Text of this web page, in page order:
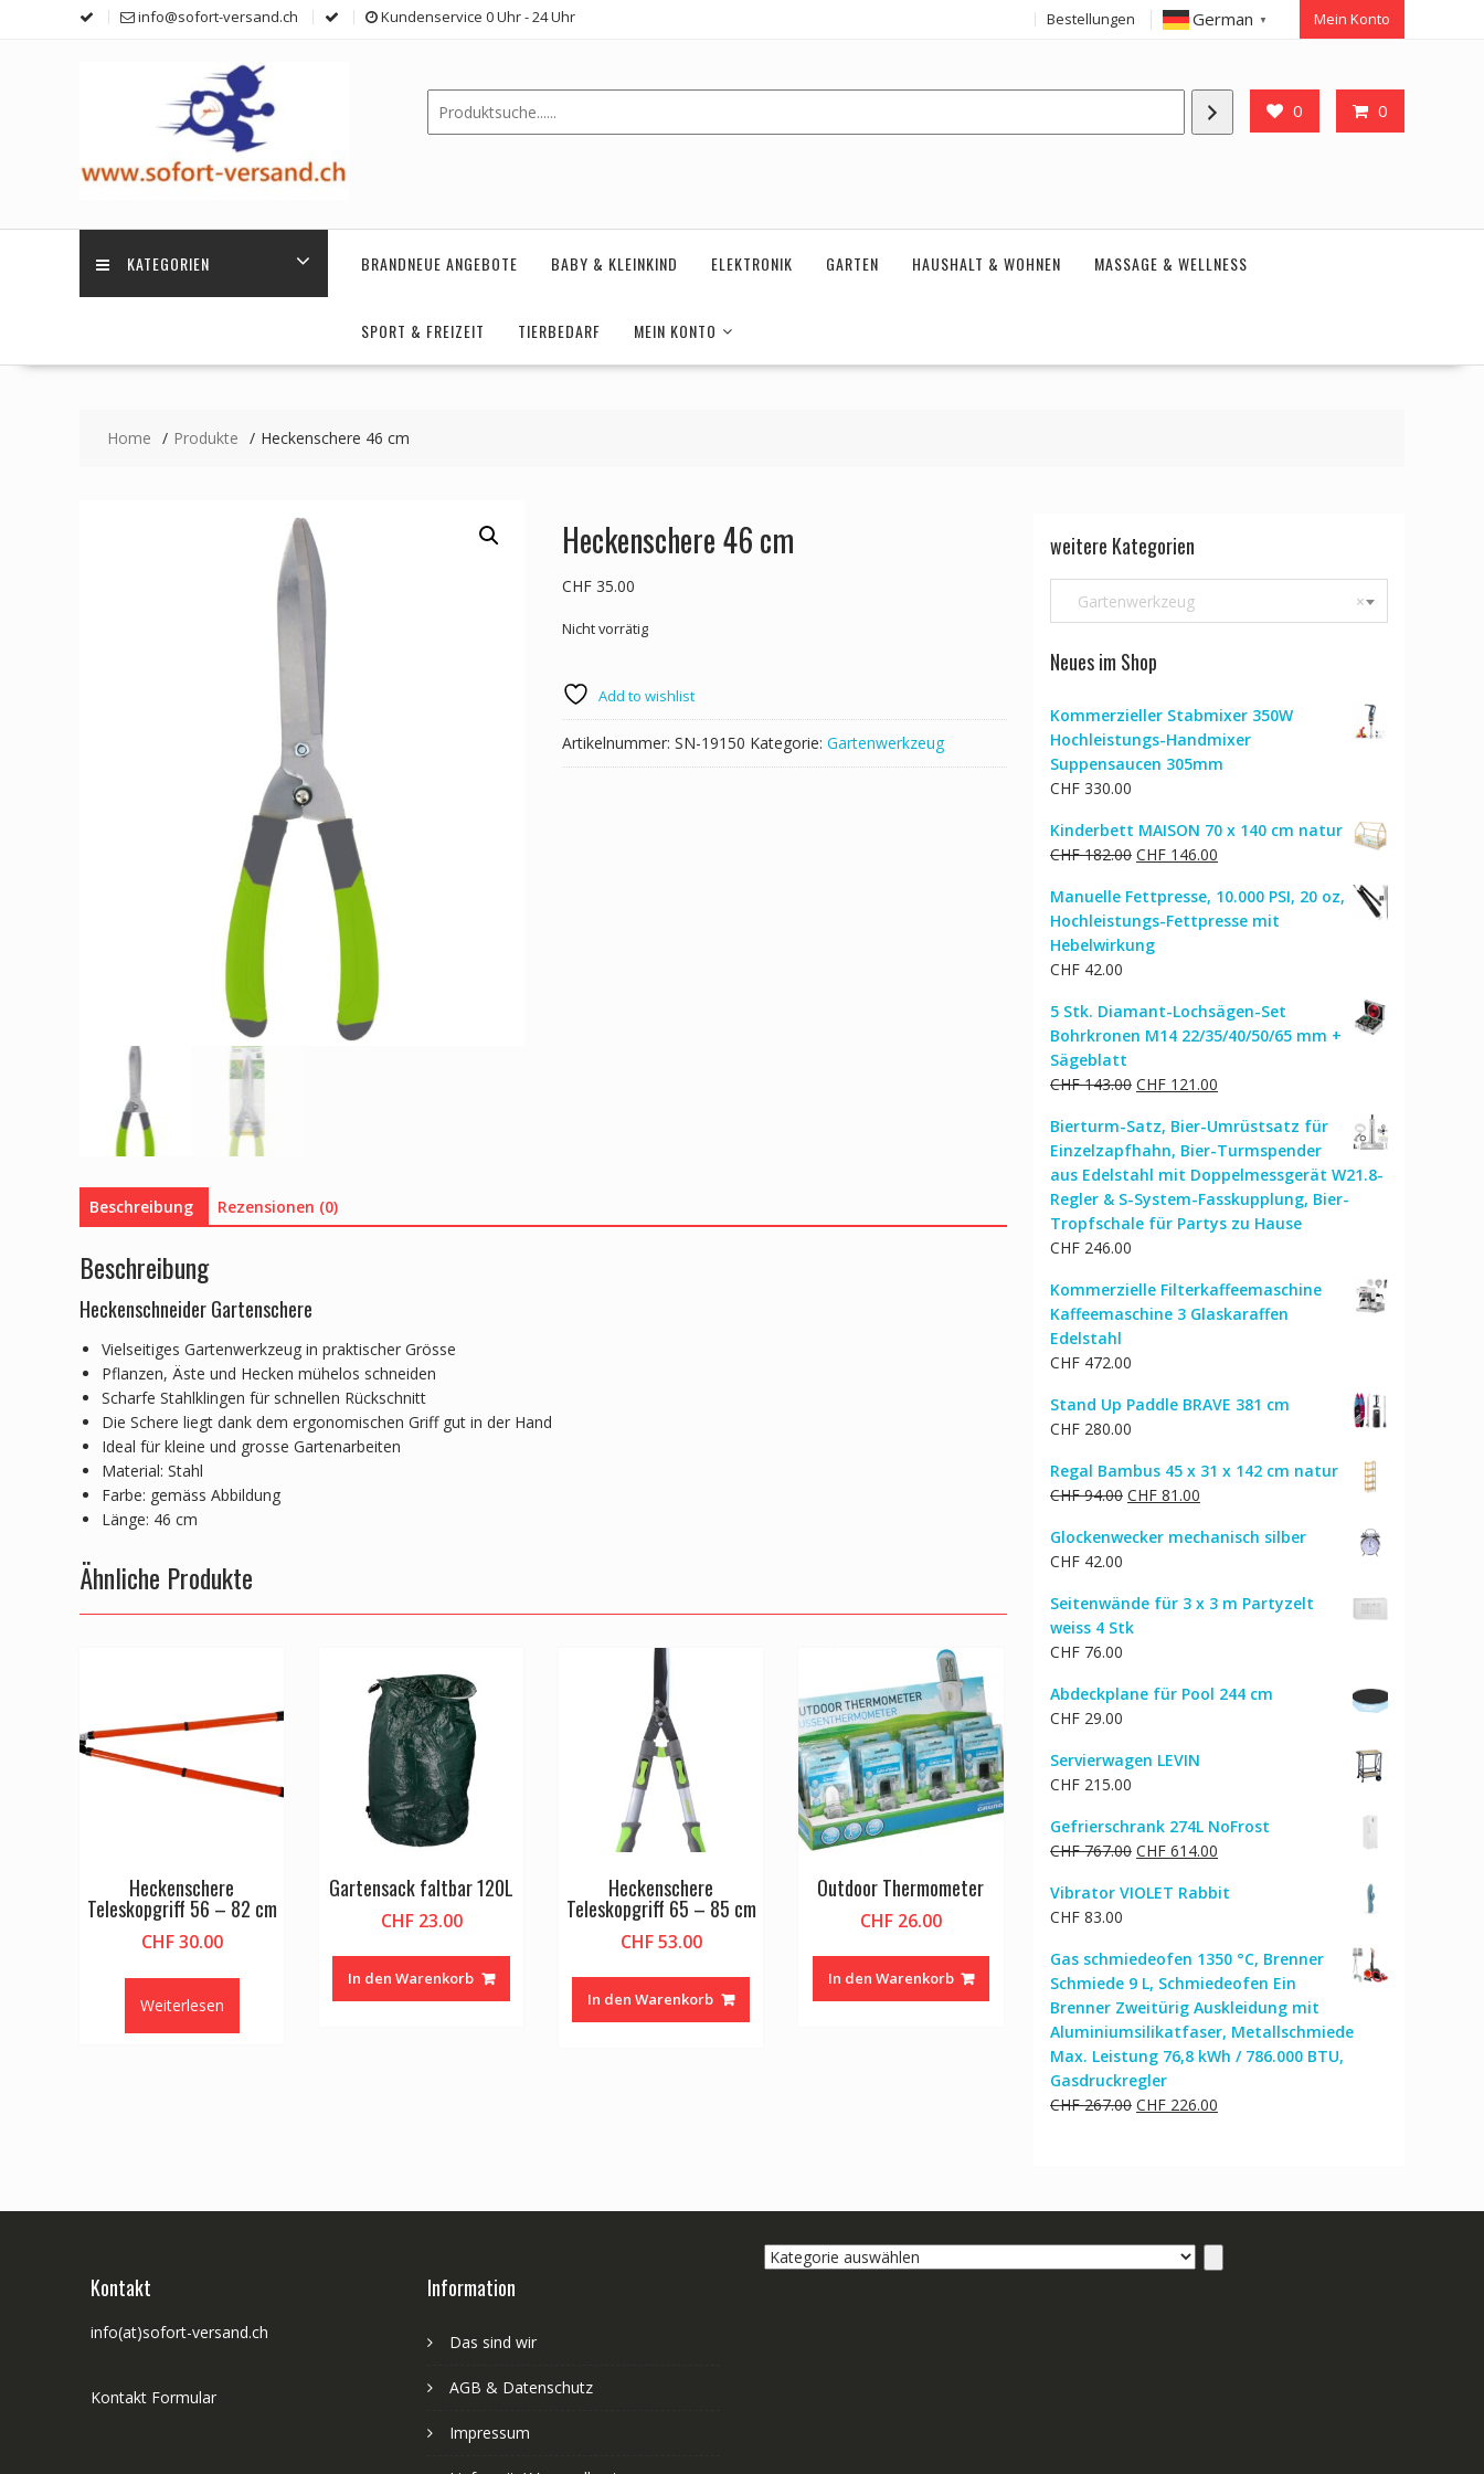
info@sofort-versand.ch Kundenservice 0 Uhr - 24 Uhr Bestellungen German ▼ Mein Konto
0 0
KATEGORIEN BRANDNEUE ANGEBOTE BABY & KLEINKIND ELEKTRONIK GARTEN HAUSHALT & WOHNEN MASSAGE & WELLNESS
SPORT & FREIZEIT TIERBEDARF MEIN KONTO
Home Produkte Heckenschere 46 cm
Heckenschere 46 cm
CHF35.00
Nicht vorrätig
Add to wishlist
Artikelnummer: SN-19150 Kategorie: Gartenwerkzeug
Beschreibung Rezensionen (0)
Beschreibung
Heckenschneider Gartenschere
Vielseitiges Gartenwerkzeug in praktischer Grösse
Pflanzen, Äste und Hecken mühelos schneiden
Scharfe Stahlklingen für schnellen Rückschnitt
Die Schere liegt dank dem ergonomischen Griff gut in der Hand
Ideal für kleine und grosse Gartenarbeiten
Material: Stahl
Farbe: gemäss Abbildung
Länge: 46 cm
Ähnliche Produkte
Heckenschere
Teleskopgriff 56 – 82 cm
CHF30.00
Weiterlesen
Gartensack faltbar 120L
CHF23.00
In den Warenkorb
Heckenschere
Teleskopgriff 65 – 85 cm
CHF53.00
In den Warenkorb
Outdoor Thermometer
CHF26.00
In den Warenkorb
weitere Kategorien
×
Gartenwerkzeug
Neues im Shop
Kommerzieller Stabmixer 350W
Hochleistungs-Handmixer
Suppensaucen 305mm
CHF 330.00
Kinderbett MAISON 70 x 140 cm natur
CHF182.00 Ursprünglicher
war:
CHF 182.00
CHF 146.00
ist:
CHF 146.00.
Manuelle Fettpresse, 10.000 PSI, 20 oz,
Hochleistungs-Fettpresse mit
Hebelwirkung
CHF 42.00
5 Stk. Diamant-Lochsägen-Set
Bohrkronen M14 22/35/40/50/65 mm +
Sägeblatt
CHF143.00 Ursprünglicher
war:
CHF 143.00
CHF 121.00
ist:
CHF 121.00.
Bierturm-Satz, Bier-Umrüstsatz für
Einzelzapfhahn, Bier-Turmspender
aus Edelstahl mit Doppelmessgerät W21.8-
Regler & S-System-Fasskupplung, Bier-
Tropfschale für Partys zu Hause
CHF 246.00
Kommerzielle Filterkaffeemaschine
Kaffeemaschine 3 Glaskaraffen
Edelstahl
CHF 472.00
Stand Up Paddle BRAVE 381 cm
CHF 280.00
Regal Bambus 45 x 31 x 142 cm natur
CHF94.00 Ursprünglicher
war:
CHF 81.00
ist:
Glockenwecker mechanisch silber
CHF 42.00
Seitenwände für 3 x 3 m Partyzelt
weiss 4 Stk
CHF 76.00
Abdeckplane für Pool 244 cm
CHF 29.00
Servierwagen LEVIN
CHF 215.00
Gefrierschrank 274L NoFrost
CHF767.00 Ursprünglicher
war:
CHF 614.00
ist:
Vibrator VIOLET Rabbit
CHF 83.00
Gas schmiedeofen 1350 °C, Brenner
Schmiede 9 L, Schmiedeofen Ein
Brenner Zweitürig Auskleidung mit
Aluminiumsilikatfaser, Metallschmiede
Max. Leistung 76,8 kWh / 786.000 BTU,
Gasdruckregler
CHF267.00 Ursprünglicher
CHF 226.00
Kontakt
info(at)sofort-versand.ch
Kontakt Formular
Information
Das sind wir
AGB & Datenschutz
Impressum
Kategorie